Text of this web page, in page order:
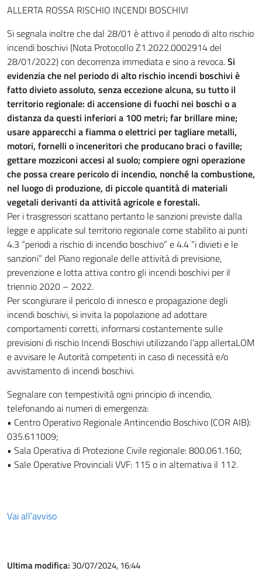
ALLERTA ROSSA RISCHIO INCENDI BOSCHIVI
Si segnala inoltre che dal 28/01 è attivo il periodo di alto rischio
incendi boschivi (Nota Protocollo Z1.2022.0002914 del
28/01/2022) con decorrenza immediata e sino a revoca.Si
evidenzia che nel periodo di alto rischio incendi boschivi è
fatto divieto assoluto, senza eccezione alcuna, su tutto il
territorio regionale: di accensione di fuochi nei boschi o a
distanza da questi inferiori a 100 metri; far brillare mine;
usare apparecchi a fiamma o elettrici per tagliare metalli,
motori, fornelli o inceneritori che producano braci o faville;
gettare mozziconi accesi al suolo; compiere ogni operazione
che possa creare pericolo di incendio, nonché la combustione,
nel luogo di produzione, di piccole quantità di materiali
vegetali derivanti da attività agricole e forestali.
Per i trasgressori scattano pertanto le sanzioni previste dalla
legge e applicate sul territorio regionale come stabilito ai punti
4.3 “periodi a rischio di incendio boschivo” e 4.4 “i divieti e le
sanzioni” del Piano regionale delle attività di previsione,
prevenzione e lotta attiva contro gli incendi boschivi per il
triennio 2020 – 2022.
Per scongiurare il pericolo di innesco e propagazione degli
incendi boschivi, si invita la popolazione ad adottare
comportamenti corretti, informarsi costantemente sulle
previsioni di rischio Incendi Boschivi utilizzando l’app allertaLOM
e avvisare le Autorità competenti in caso di necessità e/o
avvistamento di incendi boschivi.
Segnalare con tempestività ogni principio di incendio,
telefonando ai numeri di emergenza:
• Centro Operativo Regionale Antincendio Boschivo (COR AIB):
035.611009;
• Sala Operativa di Protezione Civile regionale: 800.061.160;
• Sale Operative Provinciali VVF: 115 o in alternativa il 112.
Vai all’avviso
Ultima modifica: 30/07/2024, 16:44